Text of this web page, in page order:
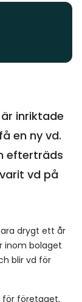
inriktade
en ny vd.
efterträds
vd på
drygt ett år
inom bolaget
blir vd för
för företaget,